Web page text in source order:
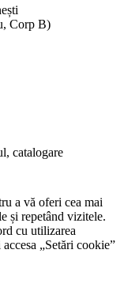
Corp B)
catalogare
a vă oferi cea mai
și repetând vizitele.
cu utilizarea
„Setări cookie”